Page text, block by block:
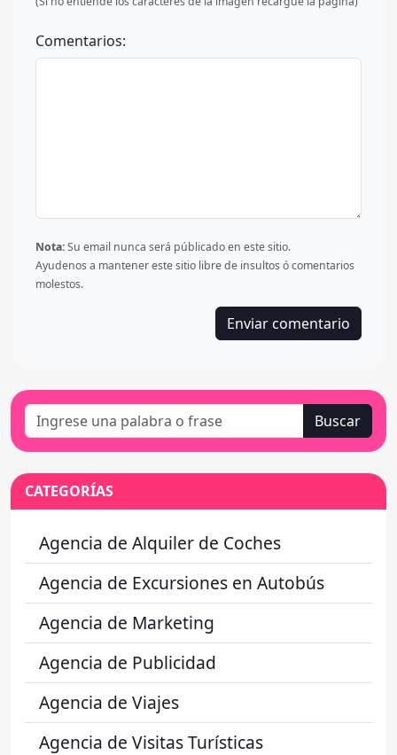
Comentarios:
Nota:Su email nunca será públicado en este sitio.
Ayudenos a mantener este sitio libre de insultos ó comentarios
molestos.
Enviar comentario
Buscar
CATEGORÍAS
Agencia de Alquiler de Coches
Agencia de Excursiones en Autobús
Agencia de Marketing
Agencia de Publicidad
Agencia de Viajes
Agencia de Visitas Turísticas